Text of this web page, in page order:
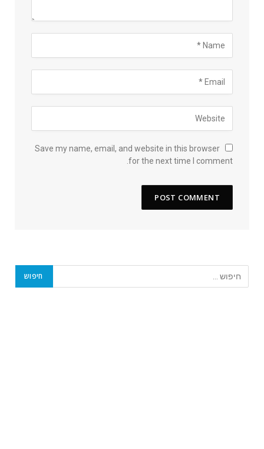
Save my name, email, and website in this browser
for the next time I comment.